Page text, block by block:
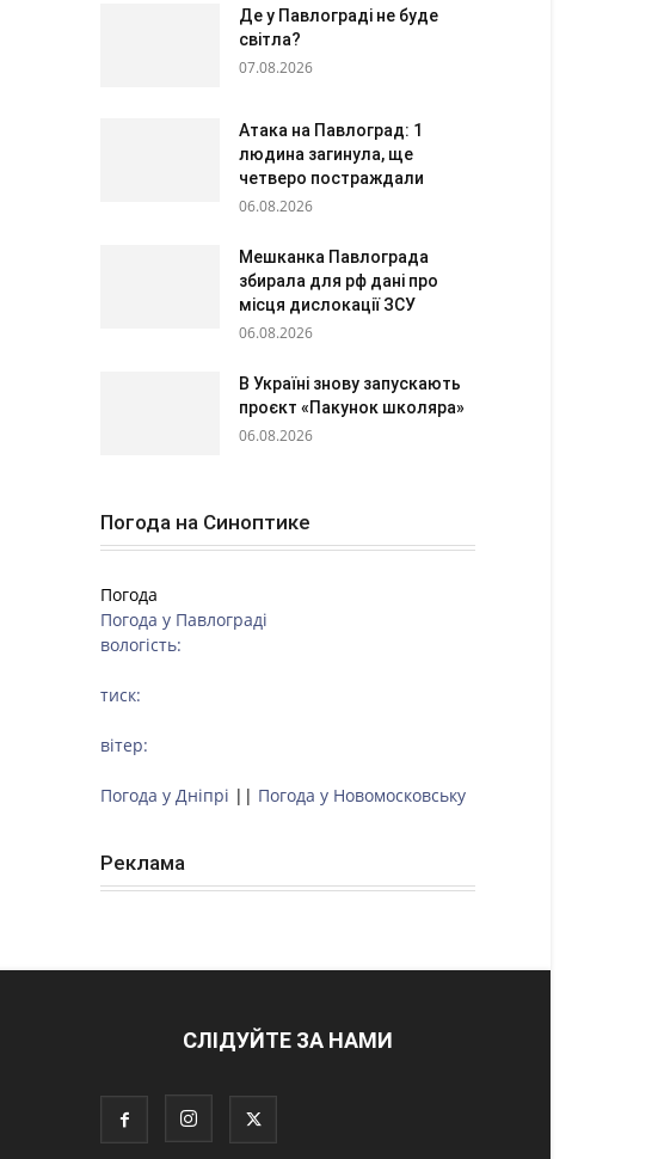
Де у Павлограді не буде
світла?
07.08.2026
Атака на Павлоград: 1
людина загинула, ще
четверо постраждали
06.08.2026
Мешканка Павлограда
збирала для рф дані про
місця дислокації ЗСУ
06.08.2026
В Україні знову запускають
проєкт «Пакунок школяра»
06.08.2026
Погода на Синоптике
Погода
Погода у Павлограді
вологість:
тиск:
вітер:
Погода у Дніпрі || Погода у Новомосковську
Реклама
СЛІДУЙТЕ ЗА НАМИ